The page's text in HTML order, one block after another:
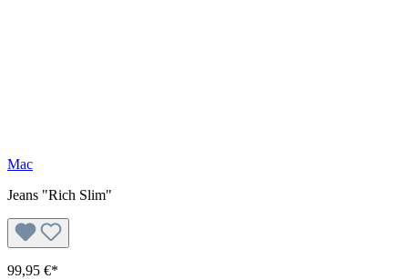
Mac
Jeans "Rich Slim"
99,95 €*